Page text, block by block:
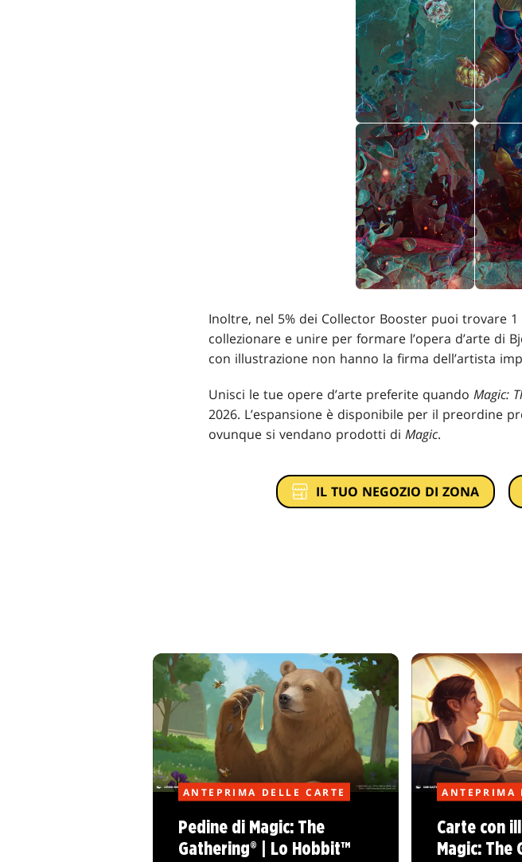
Inoltre, nel 5% dei Collector Booster puoi trovare
collezionare e unire per formare l’opera d’arte di
con illustrazione non hanno la firma dell’artista
Unisci le tue opere d’arte preferite quando Magic:
2026. L’espansione è disponibile per il preordine
ovunque si vendano prodotti di Magic.
IL TUO NEGOZIO DI ZONA
ANTEPRIMA DELLE CARTE
Pedine di Magic: The
Gathering® | Lo Hobbit™
ANTEPRIMA
Carte con
Magic: The